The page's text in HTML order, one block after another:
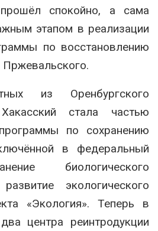
спокойно, а сама
этапом в реализации
по восстановлению
из Оренбургского
стала частью
по сохранению
в федеральный
биологического
экологического
«Экология». Теперь в
центра реинтродукции